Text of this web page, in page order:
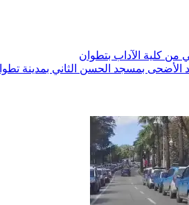
من كلية الآداب بتطوان
الأضحى بمسجد الحسن الثاني بمدينة